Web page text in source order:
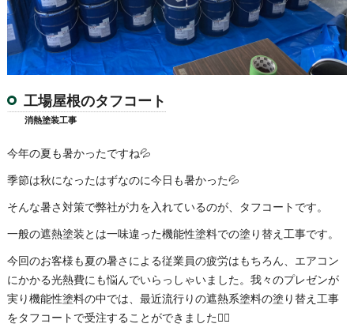
工場屋根のタフコート
消熱塗装工事
今年の夏も暑かったですね💦
季節は秋になったはずなのに今日も暑かった💦
そんな暑さ対策で弊社が力を入れているのが、タフコートです。
一般の遮熱塗装とは一味違った機能性塗料での塗り替え工事です。
今回のお客様も夏の暑さによる従業員の疲労はもちろん、エアコン
にかかる光熱費にも悩んでいらっしゃいました。我々のプレゼンが
実り機能性塗料の中では、最近流行りの遮熱系塗料の塗り替え工事
をタフコートで受注することができました👍🏻